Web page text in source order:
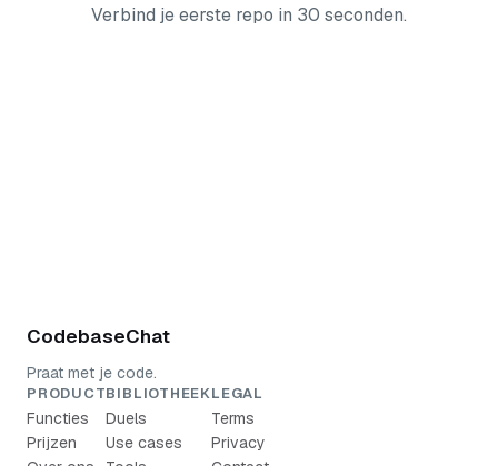
Verbind je eerste repo in 30 seconden.
CodebaseChat
Praat met je code.
PRODUCT
Functies
Prijzen
BIBLIOTHEEK
Duels
Use cases
LEGAL
Terms
Privacy